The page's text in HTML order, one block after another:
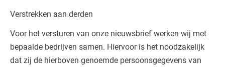
Verstrekken aan derden
Voor het versturen van onze nieuwsbrief werken wij met
bepaalde bedrijven samen. Hiervoor is het noodzakelijk
dat zij de hierboven genoemde persoonsgegevens van